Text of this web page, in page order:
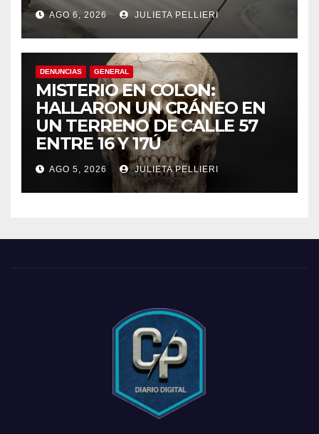
AGO 6, 2026 JULIETA PELLIERI
DENUNCIAS GENERAL
MISTERIO EN COLON:
HALLARON UN CRÁNEO EN
UN TERRENO DE CALLE 57
ENTRE 16 Y 17Ú
AGO 5, 2026 JULIETA PELLIERI